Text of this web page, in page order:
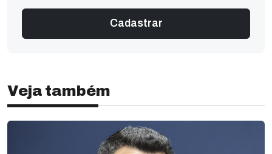
Veja também